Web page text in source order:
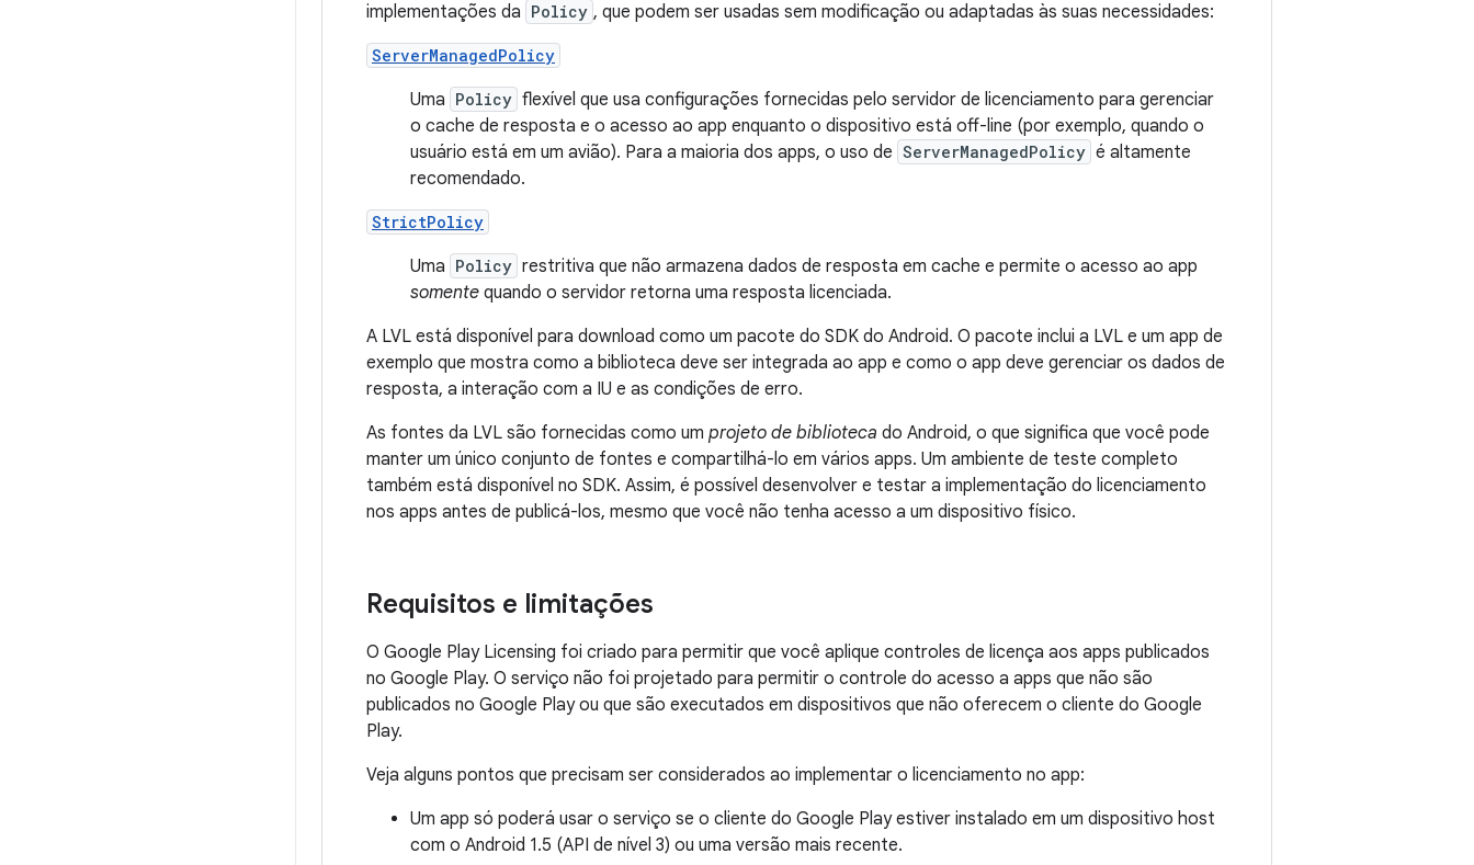
implementações da Policy , que podem ser usadas sem modificação ou adaptadas às suas necessidades:
ServerManagedPolicy
Uma Policy flexível que usa configurações fornecidas pelo servidor de licenciamento para gerenciar
o cache de resposta e o acesso ao app enquanto o dispositivo está off-line (por exemplo, quando o
usuário está em um avião). Para a maioria dos apps, o uso de ServerManagedPolicy é altamente
recomendado.
StrictPolicy
Uma Policy restritiva que não armazena dados de resposta em cache e permite o acesso ao app
somente quando o servidor retorna uma resposta licenciada.
A LVL está disponível para download como um pacote do SDK do Android. O pacote inclui a LVL e um app de
exemplo que mostra como a biblioteca deve ser integrada ao app e como o app deve gerenciar os dados de
resposta, a interação com a IU e as condições de erro.
As fontes da LVL são fornecidas como um projeto de biblioteca do Android, o que significa que você pode
manter um único conjunto de fontes e compartilhá-lo em vários apps. Um ambiente de teste completo
também está disponível no SDK. Assim, é possível desenvolver e testar a implementação do licenciamento
nos apps antes de publicá-los, mesmo que você não tenha acesso a um dispositivo físico.
Requisitos e limitações
O Google Play Licensing foi criado para permitir que você aplique controles de licença aos apps publicados
no Google Play. O serviço não foi projetado para permitir o controle do acesso a apps que não são
publicados no Google Play ou que são executados em dispositivos que não oferecem o cliente do Google
Play.
Veja alguns pontos que precisam ser considerados ao implementar o licenciamento no app:
Um app só poderá usar o serviço se o cliente do Google Play estiver instalado em um dispositivo host
com o Android 1.5 (API de nível 3) ou uma versão mais recente.